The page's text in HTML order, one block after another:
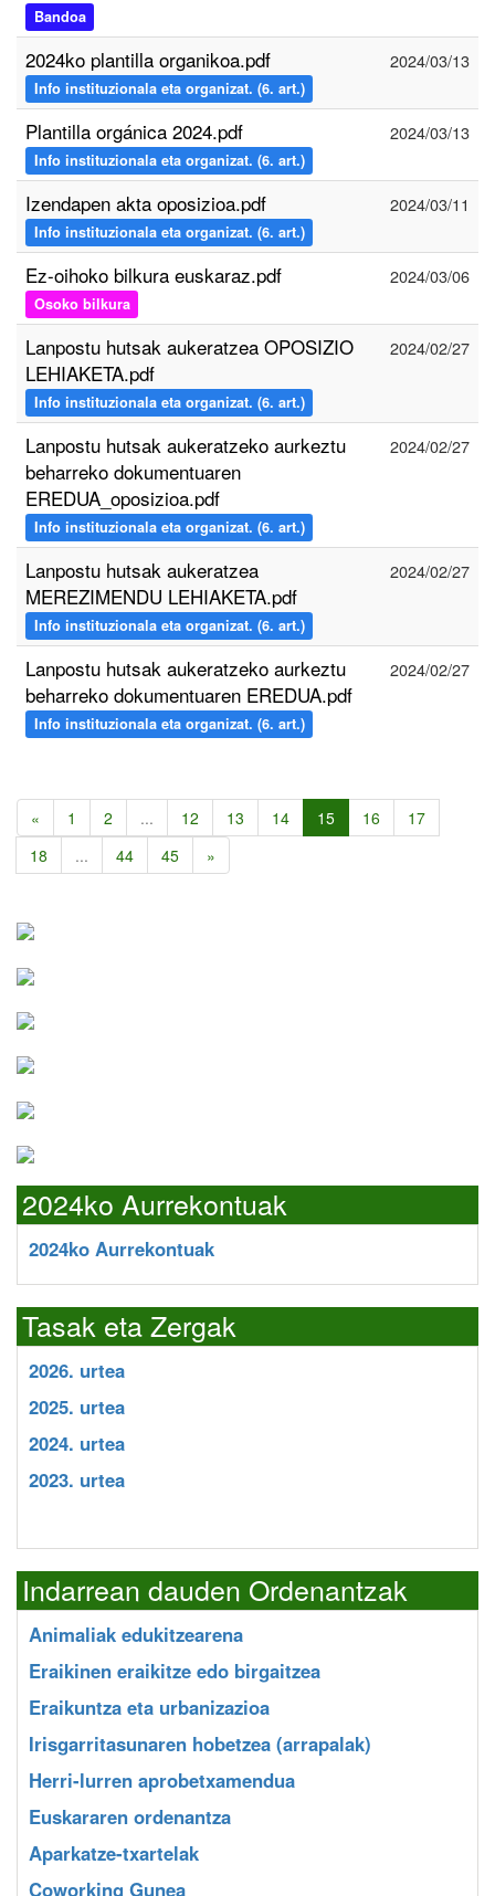
Bandoa
2024ko plantilla organikoa.pdf
Info instituzionala eta organizat. (6. art.)
2024/03/13
Plantilla orgánica 2024.pdf
Info instituzionala eta organizat. (6. art.)
2024/03/13
Izendapen akta oposizioa.pdf
Info instituzionala eta organizat. (6. art.)
2024/03/11
Ez-oihoko bilkura euskaraz.pdf
Osoko bilkura
2024/03/06
Lanpostu hutsak aukeratzea OPOSIZIO
LEHIAKETA.pdf
Info instituzionala eta organizat. (6. art.)
2024/02/27
Lanpostu hutsak aukeratzeko aurkeztu
beharreko dokumentuaren
EREDUA_oposizioa.pdf
Info instituzionala eta organizat. (6. art.)
2024/02/27
Lanpostu hutsak aukeratzea
MEREZIMENDU LEHIAKETA.pdf
Info instituzionala eta organizat. (6. art.)
2024/02/27
Lanpostu hutsak aukeratzeko aurkeztu
beharreko dokumentuaren EREDUA.pdf
Info instituzionala eta organizat. (6. art.)
2024/02/27
« 1 2 ... 12 13 14 15 16
17
18
... 44 45 »
2024ko Aurrekontuak
2024ko Aurrekontuak
Tasak eta Zergak
2026. urtea
2025. urtea
2024. urtea
2023. urtea
Indarrean dauden Ordenantzak
Animaliak edukitzearena
Eraikinen eraikitze edo birgaitzea
Eraikuntza eta urbanizazioa
Irisgarritasunaren hobetzea (arrapalak)
Herri-lurren aprobetxamendua
Euskararen ordenantza
Aparkatze-txartelak
Coworking Gunea